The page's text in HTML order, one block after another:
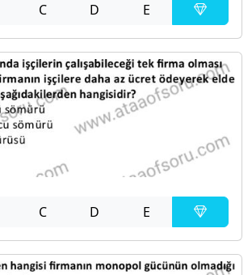
C D E
C D E